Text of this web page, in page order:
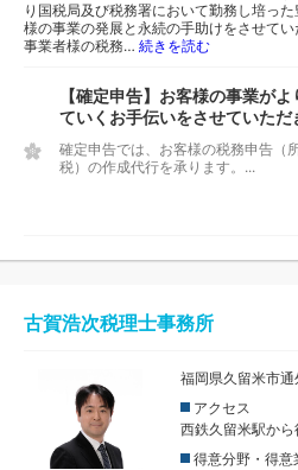
り国税局及び税務署において勤務し培っ
様の事業の発展と永続の手助けをさせて
事業者様の税務… 続きを読む
【確定申告】お客様の事業が
ていくお手伝いをさせていただ
確定申告では、お客様の税務申告（
税）の作成代行を承ります。...
古賀浩次税理士事務所
福岡県久留米市
アクセス
西鉄久留米駅か
得意分野・得意